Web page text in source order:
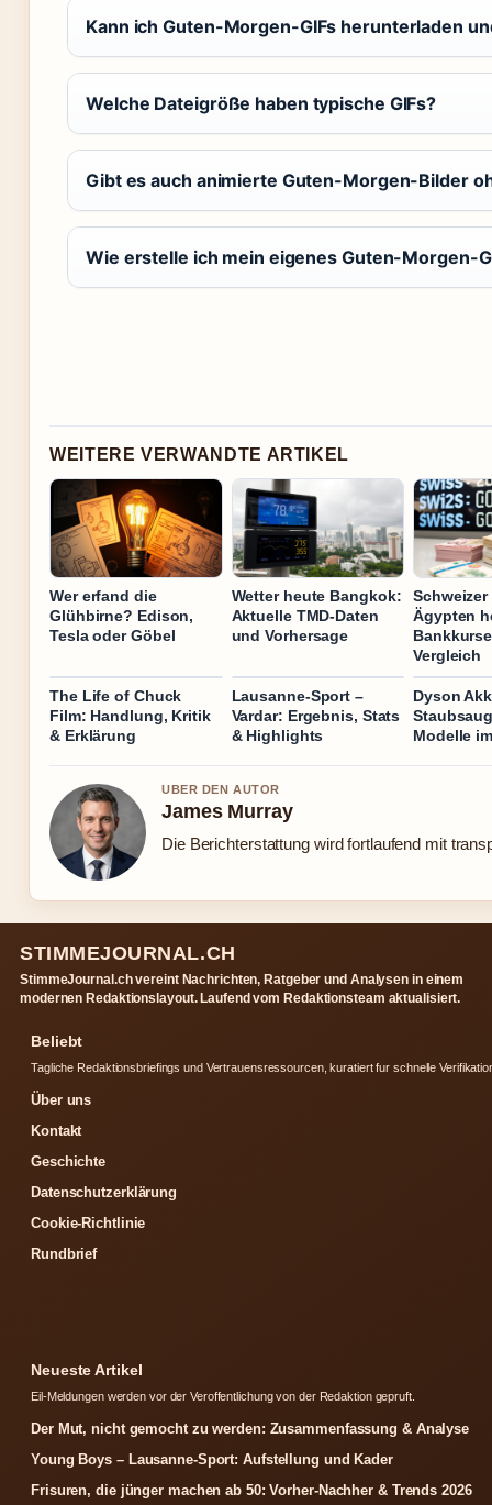
Kann ich Guten-Morgen-GIFs herunterladen
Welche Dateigröße haben typische GIFs?
Gibt es auch animierte Guten-Morgen-Bilder
Wie erstelle ich mein eigenes Guten-Morgen-
WEITERE VERWANDTE ARTIKEL
Wer erfand die
Glühbirne? Edison,
Tesla oder Göbel
Wetter heute Bangkok:
Aktuelle TMD-Daten
und Vorhersage
Ägypten
Vergleich
The Life of Chuck
Film: Handlung, Kritik
& Erklärung
Lausanne-Sport –
Vardar: Ergebnis, Stats
& Highlights
Dyson
Modelle
UBER DEN AUTOR
James Murray
Die Berichterstattung wird fortlaufend mit
STIMMEJOURNAL.CH
StimmeJournal.ch vereint Nachrichten, Ratgeber und Analysen in einem
modernen Redaktionslayout. Laufend vom Redaktionsteam aktualisiert.
Beliebt
Tagliche Redaktionsbriefings und Vertrauensressourcen, kuratiert fur schnelle
Über uns
Kontakt
Geschichte
Datenschutzerklärung
Cookie-Richtlinie
Rundbrief
Neueste Artikel
Eil-Meldungen werden vor der Veroffentlichung von der Redaktion gepruft.
Der Mut, nicht gemocht zu werden: Zusammenfassung & Analyse
Young Boys – Lausanne-Sport: Aufstellung und Kader
Frisuren, die jünger machen ab 50: Vorher-Nachher & Trends 2026